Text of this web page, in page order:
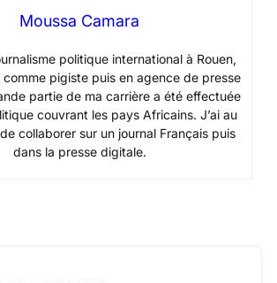
Moussa Camara
politique international à Rouen,
comme pigiste puis en agence de presse
partie de ma carrière a été effectuée
couvrant les pays Africains. J’ai au
collaborer sur un journal Français puis
dans la presse digitale.